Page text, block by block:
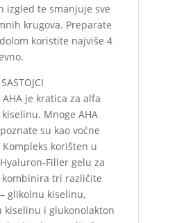
izgled te smanjuje sve
krugova. Preparate
koristite najviše 4
AHA je kratica za alfa
Mnoge AHA
su kao voćne
korišten u
Filler gelu za
kombinira tri različite
glikolnu kiselinu,
kiselinu i glukonolakton